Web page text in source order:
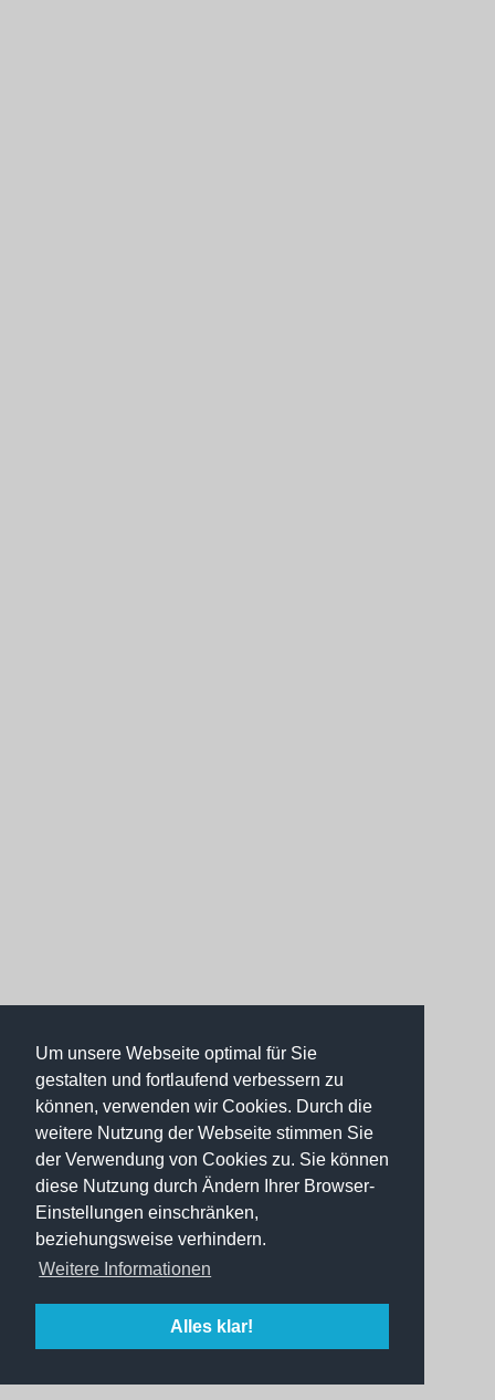
Um unsere Webseite optimal für Sie
gestalten und fortlaufend verbessern zu
können, verwenden wir Cookies. Durch die
weitere Nutzung der Webseite stimmen Sie
der Verwendung von Cookies zu. Sie können
diese Nutzung durch Ändern Ihrer Browser-
Einstellungen einschränken,
beziehungsweise verhindern.
Weitere Informationen
Alles klar!